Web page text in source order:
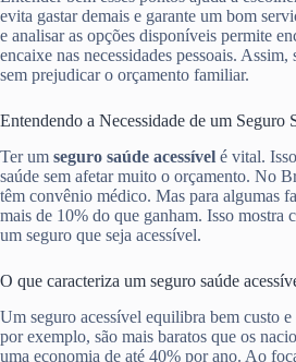
evita gastar demais e garante um bom
e analisar as opções disponíveis permite
encaixe nas necessidades pessoais. Assim,
sem prejudicar o orçamento familiar.
Entendendo a Necessidade de um Seguro
Ter um seguro saúde acessível é vital.
saúde sem afetar muito o orçamento. No
têm convênio médico. Mas para algumas
mais de 10% do que ganham. Isso mostra
um seguro que seja acessível.
O que caracteriza um seguro saúde
Um seguro acessível equilibra bem custo
por exemplo, são mais baratos que os
uma economia de até 40% por ano. Ao